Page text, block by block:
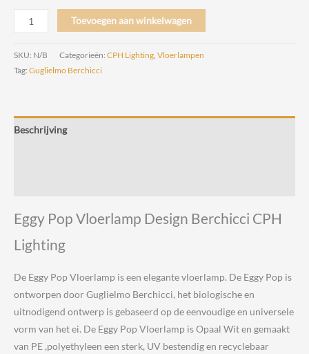
Eggy
Pop
Vloerlamp
Design
Lighting
Toevoegen aan winkelwagen
SKU: N/B Categorieën: CPH Lighting Vloerlampen
Tag: Guglielmo Berchicci
Beschrijving
Eggy Pop Vloerlamp Design Berchicci CPH
Lighting
De Eggy Pop Vloerlamp is een elegante vloerlamp. De Eggy Pop is
ontworpen door Guglielmo Berchicci, het biologische en
uitnodigend ontwerp is gebaseerd op de eenvoudige en universele
vorm van het ei. De Eggy Pop Vloerlamp is Opaal Wit en gemaakt
van PE ,polyethyleen een sterk, UV bestendig en recyclebaar